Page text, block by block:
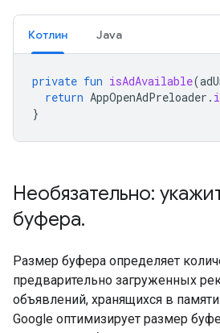
Котлин Java
private fun isAdAvailable(
return AppOpenAdPreloader .
}
Необязательно:
буфера.
Размер буфера определяет
предварительно загруженных
объявлений, хранящихся в
Google оптимизирует размер